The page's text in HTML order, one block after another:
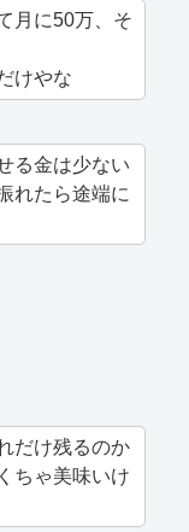
月に50万、そ
けやな
る金は少ない
れたら途端に
だけ残るのか
ちゃ美味いけ